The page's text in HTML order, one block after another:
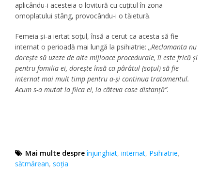
aplicându-i acesteia o lovitură cu cuţitul în zona
omoplatului stâng, provocându-i o tăietură.
Femeia și-a iertat soțul, însă a cerut ca acesta să fie
internat o perioadă mai lungă la psihiatrie: ,,Reclamanta nu
doreşte să uzeze de alte mijloace procedurale, îi este frică şi
pentru familia ei, doreşte însă ca pârâtul (soțul) să fie
internat mai mult timp pentru a-şi continua tratamentul.
Acum s-a mutat la fiica ei, la câteva case distanţă”.
Mai multe despre înjunghiat,internat, Psihiatrie,
sătmărean,soția